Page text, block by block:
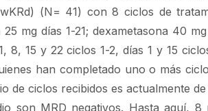
(N= 41) con 8 ciclos de
mg días 1-21; dexametasona 40
8, 15 y 22 ciclos 1-2, días 1 y 15
han completado uno o más
de ciclos recibidos es actualmente
son MRD negativos. Hasta aquí, 8